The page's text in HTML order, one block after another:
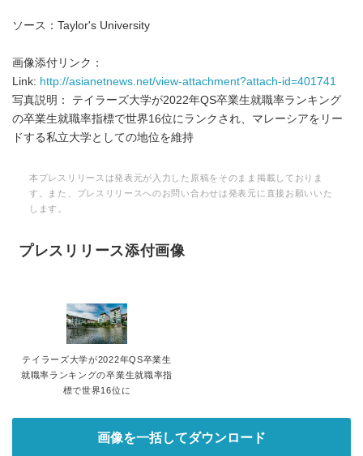
ソース：Taylor's University
画像添付リンク：
Link: http://asianetnews.net/view-attachment?attach-id=401741
写真説明： テイラーズ大学が2022年QS卒業生就職率ランキング
の卒業生就職率指標で世界16位にランクされ、マレーシアをリー
ドする私立大学としての地位を維持
本プレスリリースは発表元が入力した原稿をそのまま掲載しておりま
す。また、プレスリリースへのお問い合わせは発表元に直接お願いいた
します。
プレスリリース添付画像
テイラーズ大学が2022年QS卒業生
就職率ランキングの卒業生就職率指
標で世界16位に
画像を一括してダウンロード